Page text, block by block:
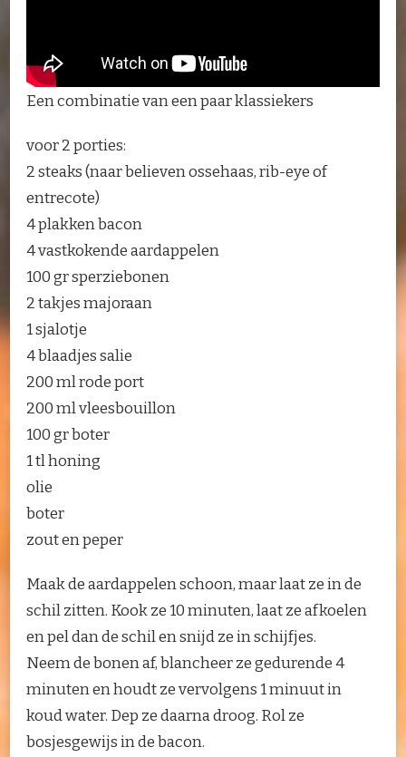
Een combinatie van een paar klassiekers
voor 2 porties:
2 steaks (naar believen ossehaas, rib-eye of
entrecote)
4 plakken bacon
4 vastkokende aardappelen
100 gr sperziebonen
2 takjes majoraan
1 sjalotje
4 blaadjes salie
200 ml rode port
200 ml vleesbouillon
100 gr boter
1 tl honing
olie
boter
zout en peper
Maak de aardappelen schoon, maar laat ze in de
schil zitten. Kook ze 10 minuten, laat ze afkoelen
en pel dan de schil en snijd ze in schijfjes.
Neem de bonen af, blancheer ze gedurende 4
minuten en houdt ze vervolgens 1 minuut in
koud water. Dep ze daarna droog. Rol ze
bosjesgewijs in de bacon.